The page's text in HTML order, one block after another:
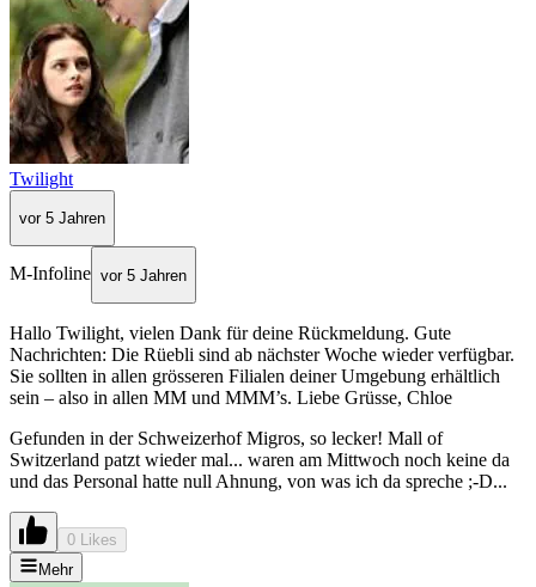
Twilight
vor 5 Jahren
M-Infoline vor 5 Jahren
Hallo Twilight, vielen Dank für deine Rückmeldung. Gute
Nachrichten: Die Rüebli sind ab nächster Woche wieder verfügbar.
Sie sollten in allen grösseren Filialen deiner Umgebung erhältlich
sein – also in allen MM und MMM’s. Liebe Grüsse, Chloe
Gefunden in der Schweizerhof Migros, so lecker! Mall of
Switzerland patzt wieder mal... waren am Mittwoch noch keine da
und das Personal hatte null Ahnung, von was ich da spreche ;-D...
0 Likes
Mehr